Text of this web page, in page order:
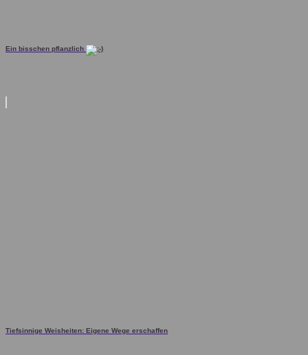
Ein bisschen pflanzlich
Tiefsinnige Weisheiten: Eigene Wege erschaffen